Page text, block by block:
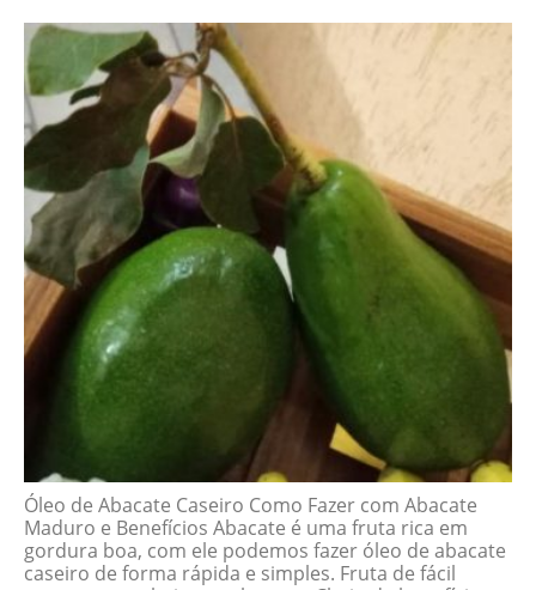
Óleo de Abacate Caseiro Como Fazer com Abacate
Maduro e Benefícios Abacate é uma fruta rica em
gordura boa, com ele podemos fazer óleo de abacate
caseiro de forma rápida e simples. Fruta de fácil